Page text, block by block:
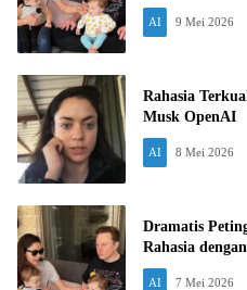
AI 9 Mei 2026
Rahasia
Musk OpenAI
AI 8 Mei 2026
Dramatis
Rahasia
AI 7 Mei 2026